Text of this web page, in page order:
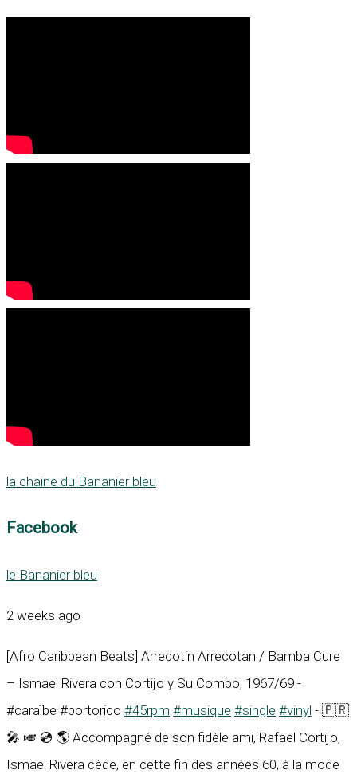
la chaine du Bananier bleu
Facebook
le Bananier bleu
2 weeks ago
[Afro Caribbean Beats] Arrecotin Arrecotan / Bamba Cure
– Ismael Rivera con Cortijo y Su Combo, 1967/69 -
#caraïbe #portorico #45rpm #musique #single #vinyl - 🇵🇷
🎤 🎺 💿 🌎 Accompagné de son fidèle ami, Rafael Cortijo,
Ismael Rivera cède, en cette fin des années 60, à la mode